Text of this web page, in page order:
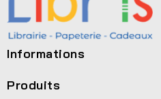
Informations
Produits